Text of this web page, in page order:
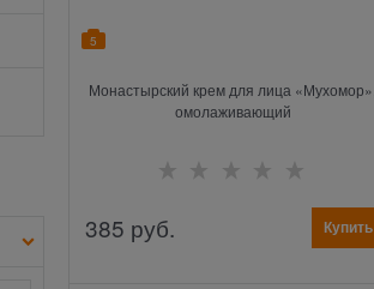
5
Монастырский крем для лица «Мухомор»,
омолаживающий
385 руб. Купить